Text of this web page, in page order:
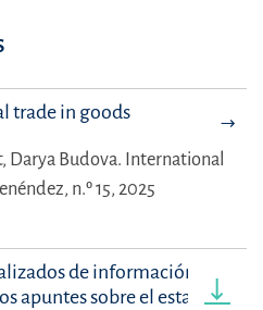
trade in goods
Darya Budova. International
n.º 15, 2025
de información en
apuntes sobre el estado de